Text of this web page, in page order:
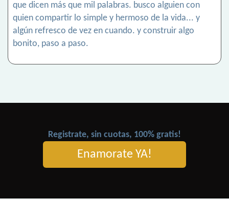
que dicen más que mil palabras. busco alguien con
quien compartir lo simple y hermoso de la vida... y
algún refresco de vez en cuando. y construir algo
bonito, paso a paso.
Registrate, sin cuotas, 100% gratis!
Enamorate YA!